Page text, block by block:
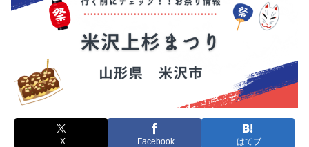
X Facebook はてブ